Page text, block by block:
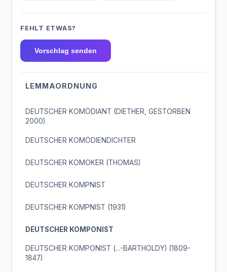
FEHLT ETWAS?
Vorschlag senden
LEMMAORDNUNG
DEUTSCHER KOMÖDIANT (DIETHER, GESTORBEN
2000)
DEUTSCHER KOMÖDIENDICHTER
DEUTSCHER KOMOKER (THOMAS)
DEUTSCHER KOMPNIST
DEUTSCHER KOMPNIST (1931)
DEUTSCHER KOMPONIST
DEUTSCHER KOMPONIST (...-BARTHOLDY) (1809-
1847)